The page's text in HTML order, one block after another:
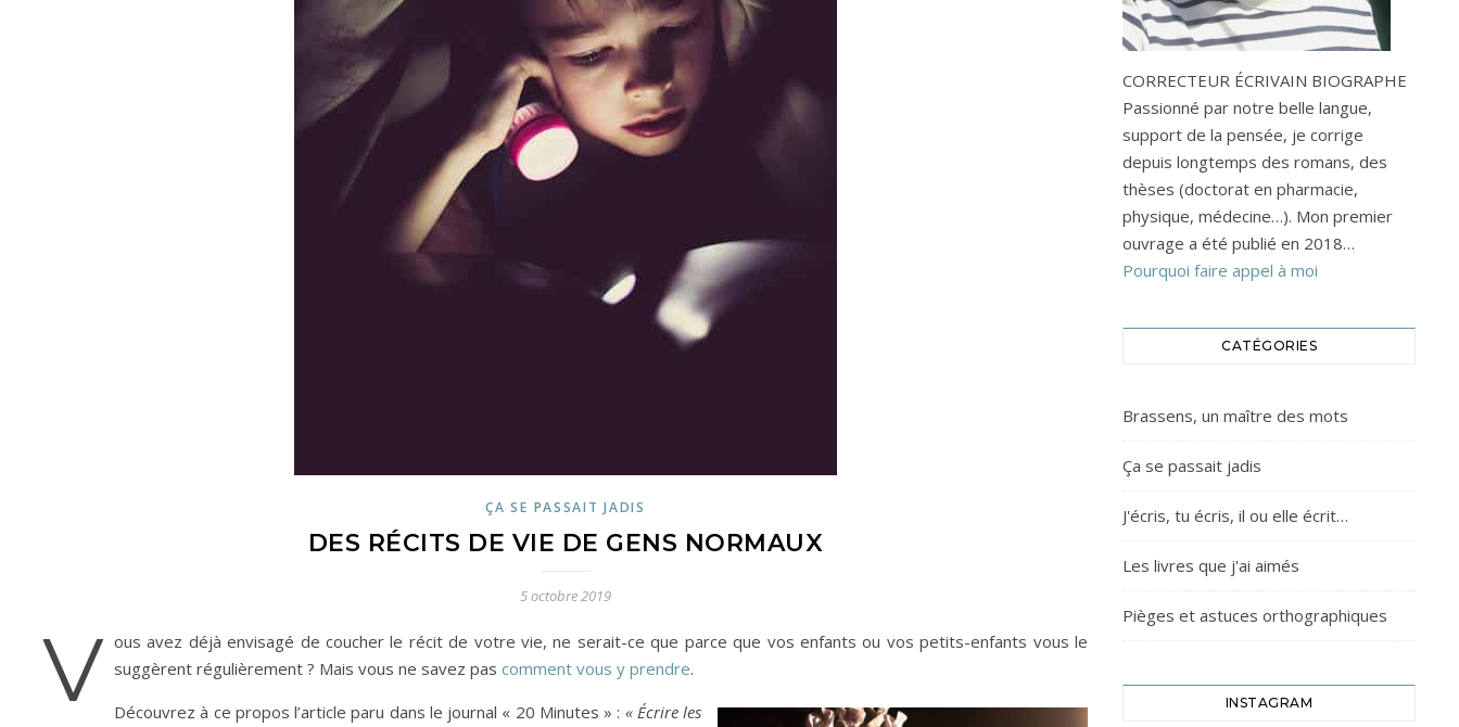
ÇA SE PASSAIT JADIS
DES RÉCITS DE VIE DE GENS NORMAUX
5 octobre 2019
V ous avez déjà envisagé de coucher le récit de votre vie, ne serait-ce que parce que vos enfants ou vos petits-enfants vous le
suggèrent régulièrement ? Mais vous ne savez pas comment vous y prendre.
Découvrez à ce propos l’article paru dans le journal « 20 Minutes » : « Écrire les
CORRECTEUR ÉCRIVAIN BIOGRAPHE
Passionné par notre belle langue,
support de la pensée, je corrige
depuis longtemps des romans, des
thèses (doctorat en pharmacie,
physique, médecine…). Mon premier
ouvrage a été publié en 2018…
Pourquoi faire appel à moi
CATÉGORIES
Brassens, un maître des mots
Ça se passait jadis
J'écris, tu écris, il ou elle écrit…
Les livres que j'ai aimés
Pièges et astuces orthographiques
INSTAGRAM